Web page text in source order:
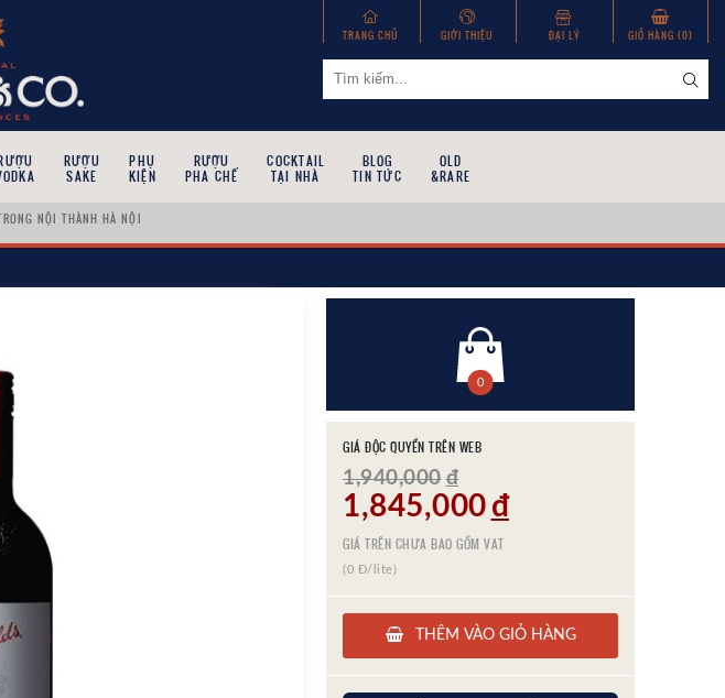
TRANG CHỦ GIỚI THIỆU ĐẠI LÝ GIỎ HÀNG (0)
RƯỢU
SAKE
PHỤ
KIỆN
RƯỢU
PHA CHẾ
COCKTAIL
TẠI NHÀ
BLOG
TIN TỨC
OLD
&RARE
NỘI THÀNH HÀ NỘI
0
GIÁ ĐỘC QUYỀN TRÊN WEB
1,940,000 đ
1,845,000 đ
GIÁ TRÊN CHƯA BAO GỒM VAT
(0 Đ/lite)
THÊM VÀO GIỎ HÀNG